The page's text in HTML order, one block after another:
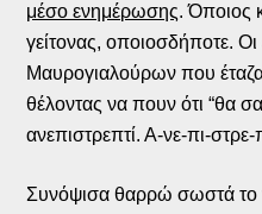
μέσο ενημέρωσης. Όποιος
γείτονας, οποιοσδήποτε.
Μαυρογιαλούρων που
θέλοντας να πουν ότι “θα
ανεπιστρεπτί. Α-νε-πι-στρε-
Συνόψισα θαρρώ σωστά το